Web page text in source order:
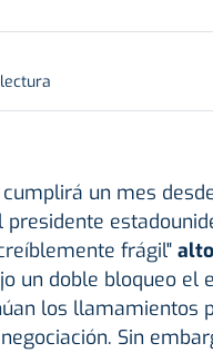
un mes
frágil"
un doble bloqueo el
los llamamientos
Sin